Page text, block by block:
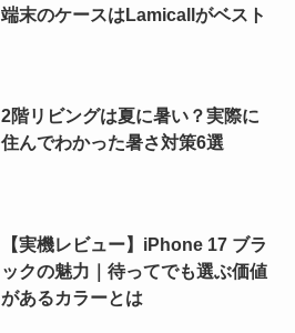
端末のケースはLamicallがベスト
2階リビングは夏に暑い？実際に
住んでわかった暑さ対策6選
【実機レビュー】iPhone 17 ブラ
ックの魅力｜待ってでも選ぶ価値
があるカラーとは